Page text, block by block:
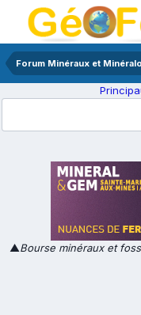
Forum Minéraux et
▲Bourse minéraux et